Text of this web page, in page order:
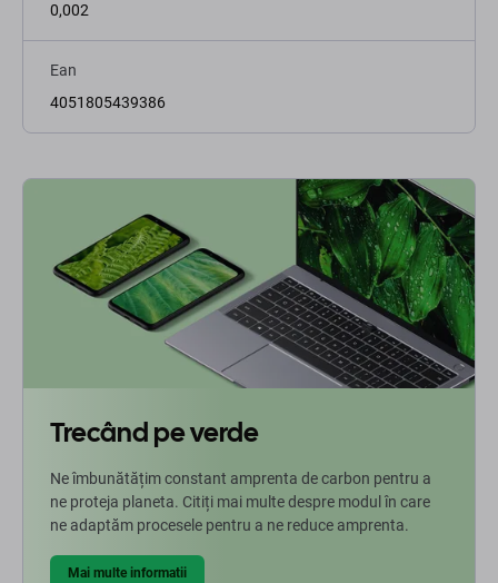
0,002
Ean
4051805439386
Trecând pe verde
Ne îmbunătățim constant amprenta de carbon pentru a
ne proteja planeta. Citiți mai multe despre modul în care
ne adaptăm procesele pentru a ne reduce amprenta.
Mai multe informatii